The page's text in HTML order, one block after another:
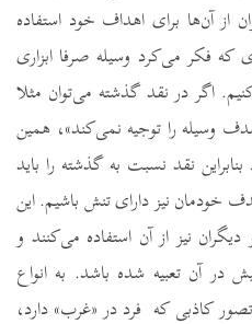
از آن‌ها برای اهداف خود استفاده
که فکر می‌کرد وسیله صرفا ابزاری
اگر در نقد گذشته می‌توان مثلا
وسیله را توجیه نمی‌کند»، همین
نقد نسبت به گذشته را باید
خودمان نیز دارای تنش باشیم.این
نیز از آن استفاده می‌کنند و
آن تعبیه شده باشد. به انواع
کاذبی که فرد در «غرب» دارد،